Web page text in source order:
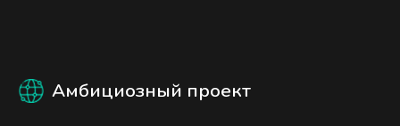
Амбициозный проект